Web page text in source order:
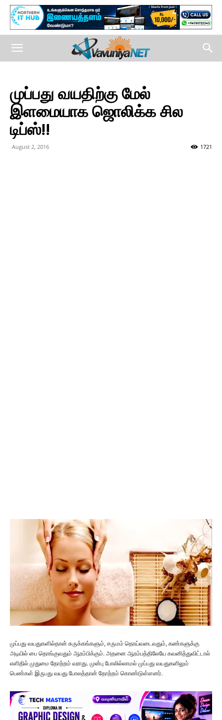
முப்பது வயதிற்கு மேல்
இளமையாக ஜொலிக்க சில
டிப்ஸ்!!
August 2, 2016 1721
முப்பது வயதுகளில்தான் சுருக்கங்களும், சருமம் தொய்வடைவதும், கண்களுக்கு
அடியில் பை தொங்குவதும் ஆரம்பிக்கும். அதனை ஆரம்பத்திலேயே கவனித்துவிட்டால்
எளிதில் முதுமை தோற்றம் வராது. முன்பு போலில்லாமல் முப்பது வயதுகளிலும்
பெண்கள் இருபது வயது போலத்தான் தோற்றம் கொண்டுள்ளனர்.